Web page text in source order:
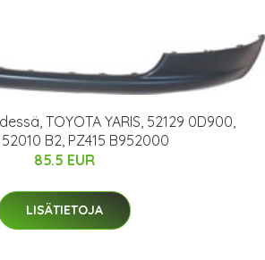
TOYOTA YARIS, 52129 0D900,
B2, PZ415 B952000
85.5 EUR
LISÄTIETOJA